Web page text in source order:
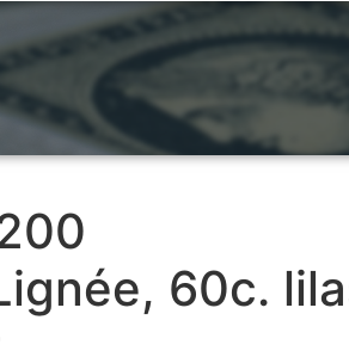
60c.